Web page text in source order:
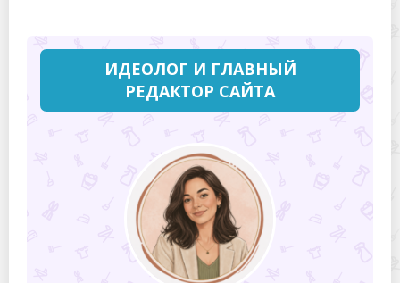
ИДЕОЛОГ И ГЛАВНЫЙ
РЕДАКТОР САЙТА